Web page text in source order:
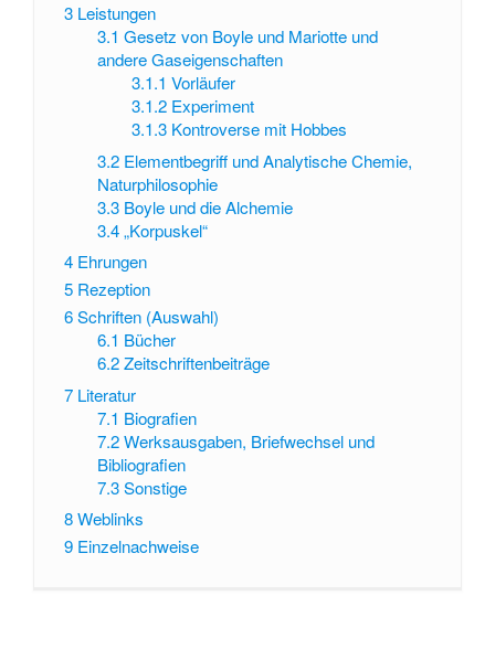
3 Leistungen
3.1 Gesetz von Boyle und Mariotte und
andere Gaseigenschaften
3.1.1 Vorläufer
3.1.2 Experiment
3.1.3 Kontroverse mit Hobbes
3.2 Elementbegriff und Analytische Chemie,
Naturphilosophie
3.3 Boyle und die Alchemie
3.4 „Korpuskel“
4 Ehrungen
5 Rezeption
6Schriften (Auswahl)
6.1 Bücher
6.2 Zeitschriftenbeiträge
7 Literatur
7.1 Biografien
7.2 Werksausgaben, Briefwechsel und
Bibliografien
7.3 Sonstige
8Weblinks
9 Einzelnachweise